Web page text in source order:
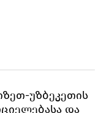
უზბეკეთის
და